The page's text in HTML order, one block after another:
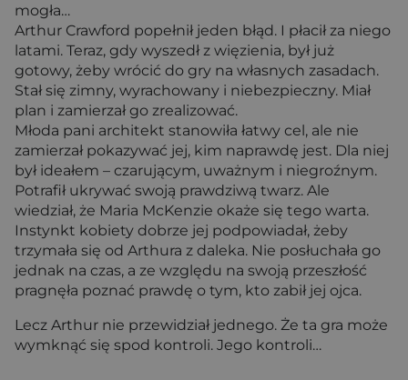
mogła…
Arthur Crawford popełnił jeden błąd. I płacił za niego
latami. Teraz, gdy wyszedł z więzienia, był już
gotowy, żeby wrócić do gry na własnych zasadach.
Stał się zimny, wyrachowany i niebezpieczny. Miał
plan i zamierzał go zrealizować.
Młoda pani architekt stanowiła łatwy cel, ale nie
zamierzał pokazywać jej, kim naprawdę jest. Dla niej
był ideałem – czarującym, uważnym i niegroźnym.
Potrafił ukrywać swoją prawdziwą twarz. Ale
wiedział, że Maria McKenzie okaże się tego warta.
Instynkt kobiety dobrze jej podpowiadał, żeby
trzymała się od Arthura z daleka. Nie posłuchała go
jednak na czas, a ze względu na swoją przeszłość
pragnęła poznać prawdę o tym, kto zabił jej ojca.
Lecz Arthur nie przewidział jednego. Że ta gra może
wymknąć się spod kontroli. Jego kontroli…